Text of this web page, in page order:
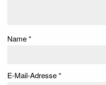
Name*
E-Mail-Adresse*